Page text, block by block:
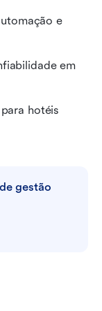
e
em
hotéis
gestão